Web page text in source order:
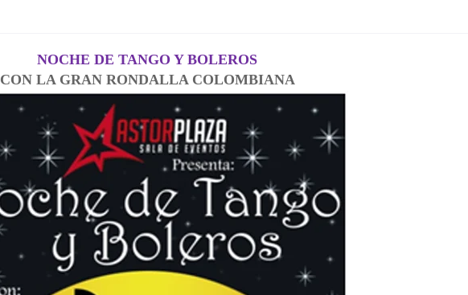
NOCHE DE TANGO Y BOLEROS
CON LA GRAN RONDALLA COLOMBIANA